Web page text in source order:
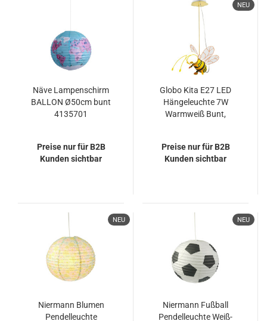
Näve Lampenschirm
BALLON Ø50cm bunt
4135701
Preise nur für B2B
Kunden sichtbar
NEU
Globo Kita E27 LED
Hängeleuchte 7W
Warmweiß Bunt,
Preise nur für B2B
Kunden sichtbar
NEU
Niermann Blumen
Pendelleuchte
NEU
Niermann Fußball
Pendelleuchte Weiß-